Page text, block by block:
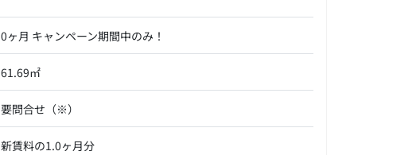
0ヶ月 キャンペーン期間中のみ！
61.69㎡
要問合せ（※）
新賃料の1.0ヶ月分